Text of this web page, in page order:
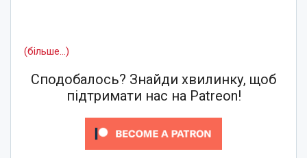
(більше…)
Сподобалось? Знайди хвилинку, щоб
підтримати нас на Patreon!